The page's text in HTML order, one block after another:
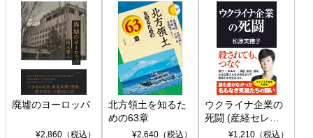
廃墟のヨーロッパ
¥2,860（税込）
北方領土を知るた
めの63章
¥2,640（税込）
ウクライナ企業の
死闘 (産経セレク
ト S 039)¥1,210（税込）